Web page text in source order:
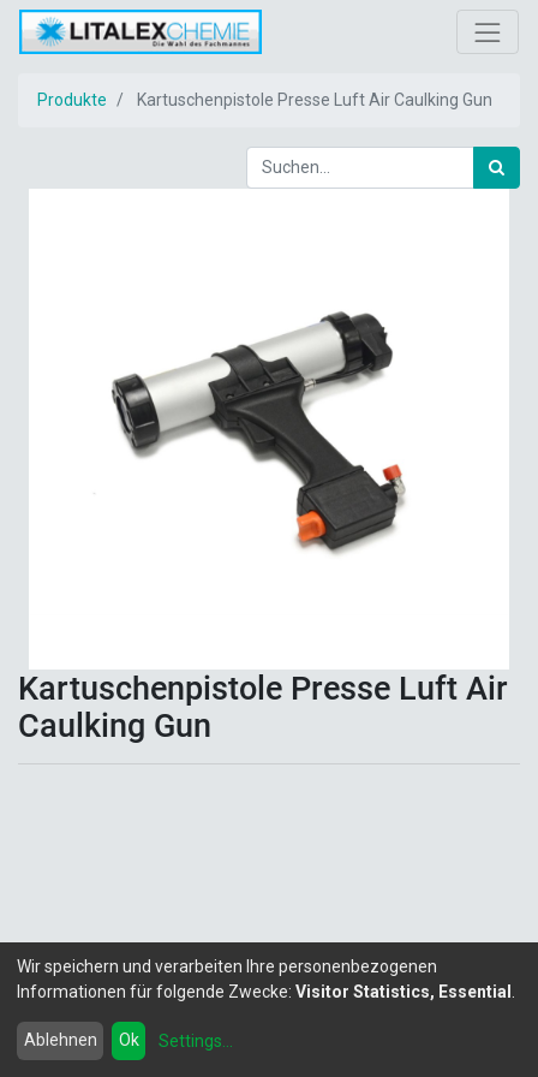
Produkte Kartuschenpistole Presse Luft Air Caulking Gun
Kartuschenpistole Presse Luft Air
Caulking Gun
Powered by
- Die #1
Wir speichern und verarbeiten Ihre personenbezogenen
Informationen für folgende Zwecke: Visitor Statistics, Essential
Ablehnen Ok Settings...